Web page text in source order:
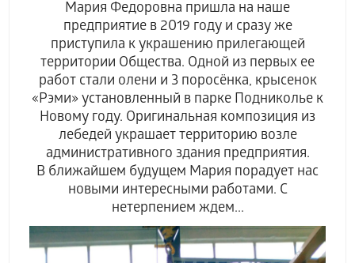
Мария Федоровна пришла на наше
предприятие в 2019 году и сразу же
приступила к украшению прилегающей
территории Общества. Одной из первых ее
работ стали олени и 3 поросёнка, крысенок
«Рэми» установленный в парке Подниколье к
Новому году. Оригинальная композиция из
лебедей украшает территорию возле
административного здания предприятия.
В ближайшем будущем Мария порадует нас
новыми интересными работами. С
нетерпением ждем...